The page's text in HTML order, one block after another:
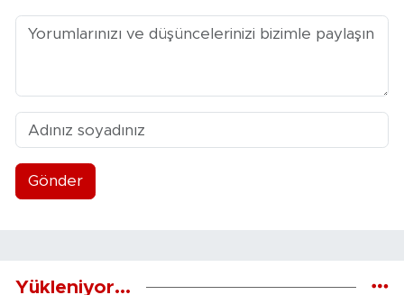
Gönder
Yükleniyor...